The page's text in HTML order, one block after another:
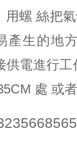
螺 絲把
產生的地
供電進行
處 或